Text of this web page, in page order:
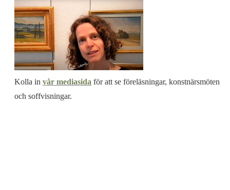
Kolla in vår mediasida för att se föreläsningar, konstnärsmöten
och soffvisningar.